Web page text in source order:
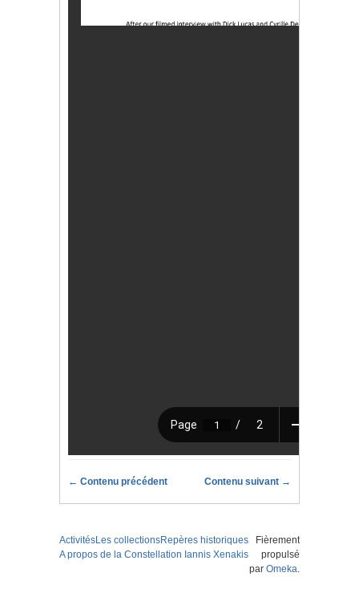
← Contenu précédent Contenu suivant →
ActivitésLes collectionsRepères historiques
A propos de la Constellation Iannis Xenakis
Fièrement
propulsé
par Omeka.